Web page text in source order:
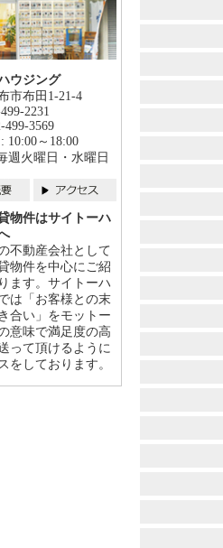
ウジング
市布田1-21-4
2231
499-3569
10:00～18:00
週火曜日・水曜日
物件はサイトーハ
不動産会社として
物件を中心にご紹
ます。サイトーハ
は「お客様との末
合い」をモットー
意味で満足度の高
って頂けるように
をしております。